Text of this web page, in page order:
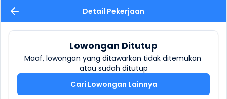
Detail Pekerjaan
Lowongan Ditutup
Maaf, lowongan yang ditawarkan tidak ditemukan
atau sudah ditutup
Cari Lowongan Lainnya